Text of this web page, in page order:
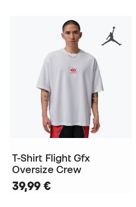
T-Shirt Flight Gfx
Oversize Crew
39,99 €